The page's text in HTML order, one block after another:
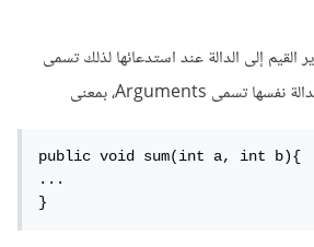
القيم إلى الدالة عند استدعائها لذلك تسمى
public void sum(int a, int b){
...
}